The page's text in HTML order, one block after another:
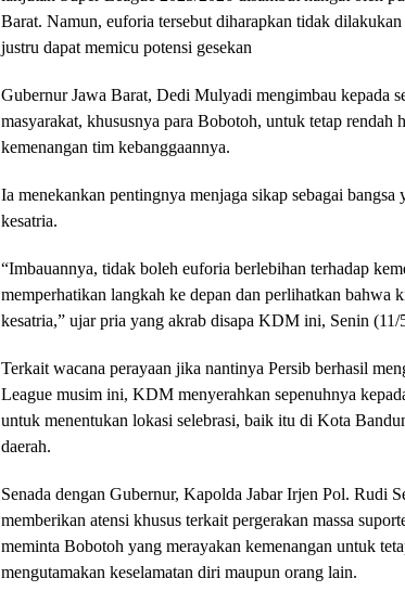
Barat. Namun, euforia tersebut diharapkan tidak dilakukan
justru dapat memicu potensi gesekan
​Gubernur Jawa Barat, Dedi Mulyadi mengimbau kepada
masyarakat, khususnya para Bobotoh, untuk tetap rendah
kemenangan tim kebanggaannya.
Ia menekankan pentingnya menjaga sikap sebagai
kesatria.
​“Imbauannya, tidak boleh euforia berlebihan terhadap
memperhatikan langkah ke depan dan perlihatkan bahwa
kesatria,” ujar pria yang akrab disapa KDM ini, Senin (11/
​Terkait wacana perayaan jika nantinya Persib berhasil
League musim ini, KDM menyerahkan sepenuhnya
untuk menentukan lokasi selebrasi, baik itu di Kota
daerah.
​Senada dengan Gubernur, Kapolda Jabar Irjen Pol. Rudi
memberikan atensi khusus terkait pergerakan massa
meminta Bobotoh yang merayakan kemenangan untuk
mengutamakan keselamatan diri maupun orang lain.